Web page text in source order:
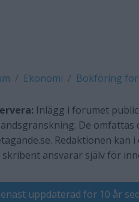
Ekonomi Bokföring
Inlägg i forumet
De
Redaktionen
skribent ansvarar själv för
uppdaterad för 10 år